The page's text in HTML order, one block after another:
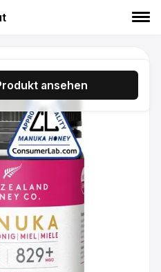
250g
CO. Manuka Honig
CO. Manuka Honig
500g
CO.
Manuka Honig
CO. Manuka Honig
500g
CO. Manuka Honig
ansehen